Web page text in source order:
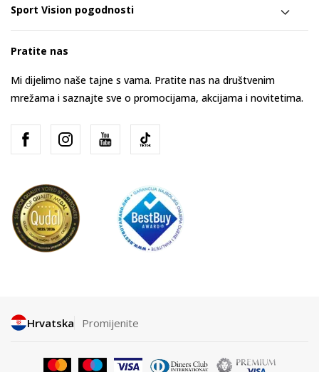
Sport Vision pogodnosti
Pratite nas
Mi dijelimo naše tajne s vama. Pratite nas na društvenim
mrežama i saznajte sve o promocijama, akcijama i novitetima.
Hrvatska Promijenite